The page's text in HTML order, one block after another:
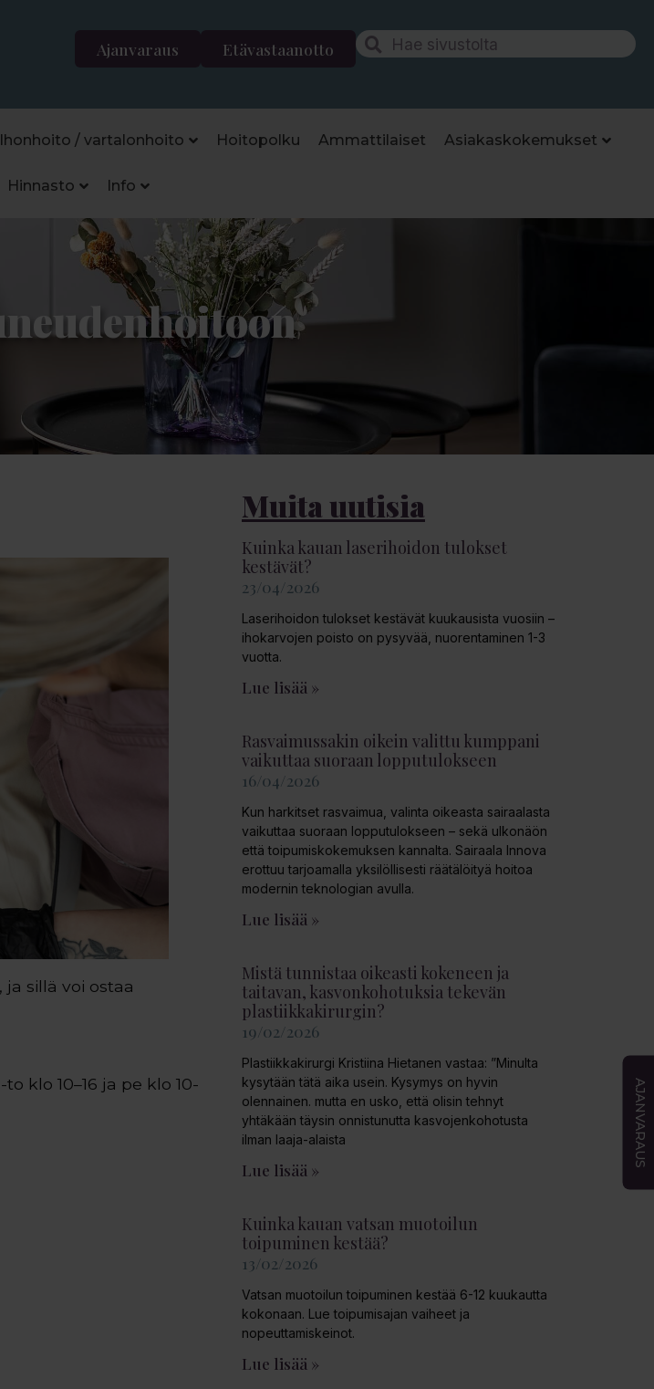
Etävastaanotto
Ajanvaraus
Ihonhoito / vartalonhoito Hoitopolku Ammattilaiset Asiakaskokemukset
Hinnasto Info
sillä voi ostaa
klo 10–16 ja pe klo 10-
Muita uutisia
Kuinka kauan laserihoidon tulokset
kestävät?
23/04/2026
Laserihoidon tulokset kestävät kuukausista vuosiin –
ihokarvojen poisto on pysyvää, nuorentaminen 1-3
vuotta.
Lue lisää »
Rasvaimussakin oikein valittu kumppani
vaikuttaa suoraan lopputulokseen
16/04/2026
Kun harkitset rasvaimua, valinta oikeasta sairaalasta
vaikuttaa suoraan lopputulokseen – sekä ulkonäön
että toipumiskokemuksen kannalta. Sairaala Innova
erottuu tarjoamalla yksilöllisesti räätälöityä hoitoa
modernin teknologian avulla.
Lue lisää »
Mistä tunnistaa oikeasti kokeneen ja
taitavan, kasvonkohotuksia tekevän
plastiikkakirurgin?
19/02/2026
Plastiikkakirurgi Kristiina Hietanen vastaa: ”Minulta
kysytään tätä aika usein. Kysymys on hyvin
olennainen. mutta en usko, että olisin tehnyt
yhtäkään täysin onnistunutta kasvojenkohotusta
ilman laaja-alaista
Lue lisää »
Kuinka kauan vatsan muotoilun
toipuminen kestää?
13/02/2026
Vatsan muotoilun toipuminen kestää 6-12 kuukautta
kokonaan. Lue toipumisajan vaiheet ja
nopeuttamiskeinot.
Lue lisää »
AJANVARAUS